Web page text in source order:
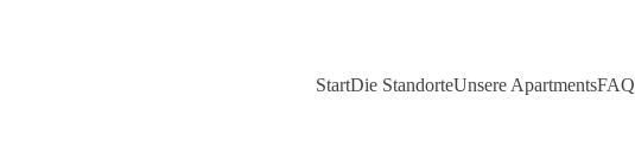
StartDie StandorteUnsere ApartmentsFAQ